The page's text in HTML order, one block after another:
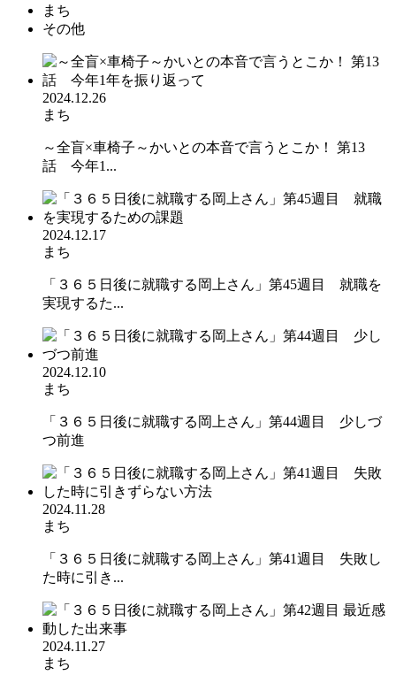
まち
その他
2024.12.26
まち
～全盲×車椅子～かいとの本音で言うとこか！ 第13
話 今年1...
2024.12.17
まち
「３６５日後に就職する岡上さん」第45週目 就職を
実現するた...
2024.12.10
まち
「３６５日後に就職する岡上さん」第44週目 少しづ
つ前進
2024.11.28
まち
「３６５日後に就職する岡上さん」第41週目 失敗し
た時に引き...
2024.11.27
まち